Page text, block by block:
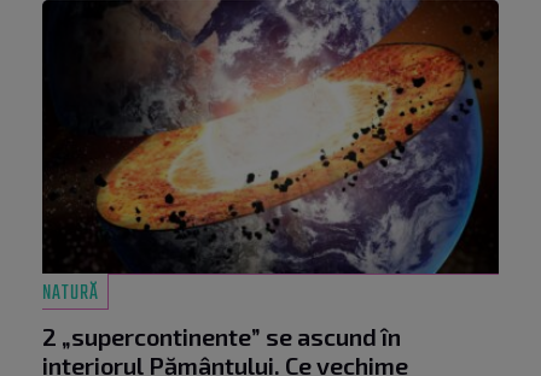
NATURĂ
2 „supercontinente” se ascund în
interiorul Pământului. Ce vechime